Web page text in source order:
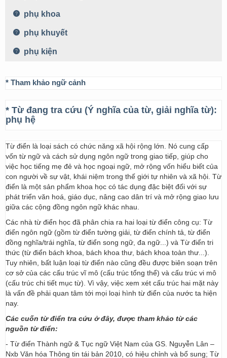
phụ khoa
phụ khuyết
phụ kiện
* Tham khảo ngữ cảnh
* Từ đang tra cứu (Ý nghĩa của từ, giải nghĩa từ):
phụ hệ
Từ điển là loại sách có chức năng xã hội rộng lớn. Nó cung cấp
vốn từ ngữ và cách sử dụng ngôn ngữ trong giao tiếp, giúp cho
việc học tiếng mẹ đẻ và học ngoại ngữ, mở rộng vốn hiểu biết của
con người về sự vật, khái niệm trong thế giới tự nhiên và xã hội. Từ
điển là một sản phẩm khoa học có tác dụng đặc biệt đối với sự
phát triển văn hoá, giáo dục, nâng cao dân trí và mở rộng giao lưu
giữa các cộng đồng ngôn ngữ khác nhau.
Các nhà từ điển học đã phân chia ra hai loại từ điển công cụ: Từ
điển ngôn ngữ (gồm từ điển tường giải, từ điển chính tả, từ điển
đồng nghĩa/trái nghĩa, từ điển song ngữ, đa ngữ...) và Từ điển tri
thức (từ điển bách khoa, bách khoa thư, bách khoa toàn thư...).
Tuy nhiên, bất luận loại từ điển nào cũng đều được biên soạn trên
cơ sở của các cấu trúc vĩ mô (cấu trúc tổng thể) và cấu trúc vi mô
(cấu trúc chi tiết mục từ). Vì vậy, việc xem xét cấu trúc hai mặt này
là vấn đề phải quan tâm tới mọi loại hình từ điển của nước ta hiện
nay.
Các cuốn từ điển tra cứu ở đây, được tham khảo từ các
nguồn từ điển:
- Từ điển Thành ngữ & Tục ngữ Việt Nam của GS. Nguyễn Lân –
Nxb Văn hóa Thông tin tái bản 2010, có hiệu chỉnh và bổ sung; Từ